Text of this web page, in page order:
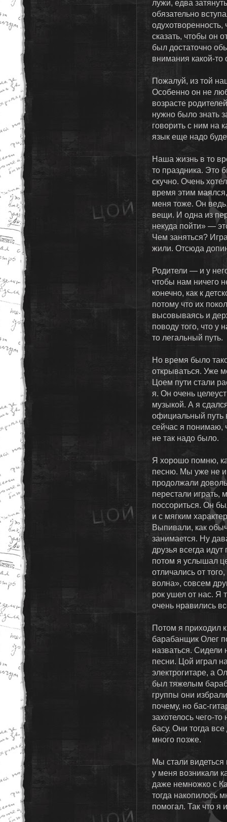
лужи, едва
обязательно
одухотворенность,
сказать, чтобы он
был достаточно
внимания какой-то
Пожалуй, из той
Особенно он не
возрасте
нужно было знать
говорить с ним на
язык еще надо
Наша жизнь в то
то праздника. Это
скучно. Очень
время этим
меня тоже. Он
вещи. И одна из
некуда пойти» —
Чем заняться?
жили. Отсюда
Родители — и у
чтобы нам ничего
конечно, как к
потому что их
высовываясь и
поводу того, что у
то легальный путь.
Но время было
открываться. Уже
Цоем пути стали
я. Он очень
музыкой. А я
официальный путь
сейчас я понимаю,
не так надо было.
Я хорошо помню,
песню. Мы уже не
продолжали
перестали
поссориться. Он
и с мягким
Выпивали, как
занимается. Ну
друзья всегда
потом я услышал
отличались от
волна», совсем
рок ушел от нас. Я
очень нравились
Потом я приходил
барабанщик Олег
назваться. Сидели
песни. Цой играл
электрогитаре, а
был тяжелым
группы они
почему, но бас-
захотелось чего-
басу. Они тогда
много позже.
Мы стали
у меня возникали
даже немножко с
тогда накопилось
помогал. Так что я